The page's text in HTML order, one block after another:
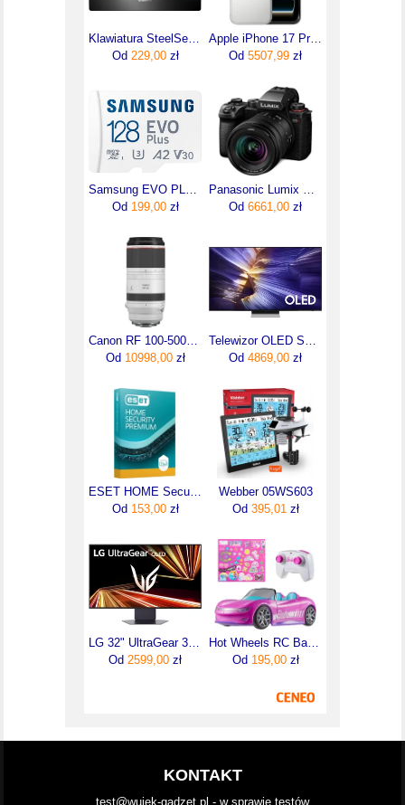
Od 229,00zł
Apple iPhone 17 Pro 256GB Srebrny
Od 5507,99 zł
Od 199,00zł
Od 6661,00 zł
Od 10998,00zł
Od 4869,00 zł
Od 153,00zł
Webber 05WS603
Od 395,01 zł
Od 2599,00 zł
Od 195,00zł
KONTAKT
test@wujek-gadzet.pl - w sprawie testów